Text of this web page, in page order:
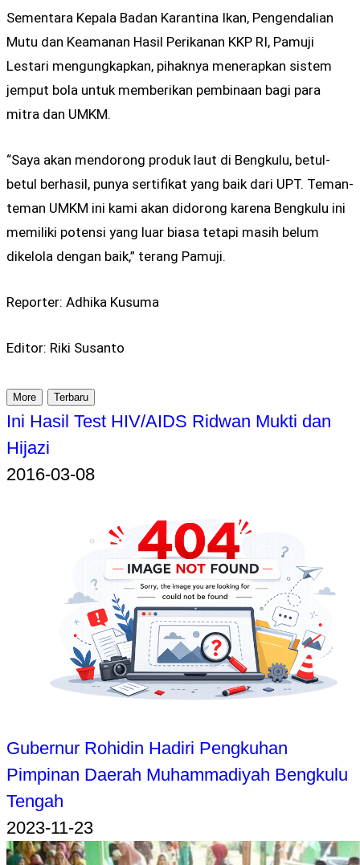
Sementara Kepala Badan Karantina Ikan, Pengendalian
Mutu dan Keamanan Hasil Perikanan KKP RI, Pamuji
Lestari mengungkapkan, pihaknya menerapkan sistem
jemput bola untuk memberikan pembinaan bagi para
mitra dan UMKM.
“Saya akan mendorong produk laut di Bengkulu, betul-
betul berhasil, punya sertifikat yang baik dari UPT. Teman-
teman UMKM ini kami akan didorong karena Bengkulu ini
memiliki potensi yang luar biasa tetapi masih belum
dikelola dengan baik,” terang Pamuji.
Reporter: Adhika Kusuma
Editor: Riki Susanto
More Terbaru
Ini Hasil Test HIV/AIDS Ridwan Mukti dan
Hijazi
2016-03-08
Gubernur Rohidin Hadiri Pengkuhan
Pimpinan Daerah Muhammadiyah Bengkulu
Tengah
2023-11-23